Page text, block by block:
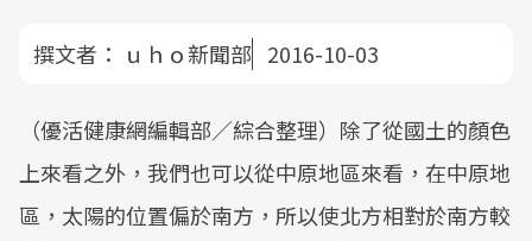
撰文者： ｕｈｏ新聞部 2016-10-03
（優活健康網編輯部／綜合整理）除了從國土的顏色
上來看之外，我們也可以從中原地區來看，在中原地
區，太陽的位置偏於南方，所以使北方相對於南方較